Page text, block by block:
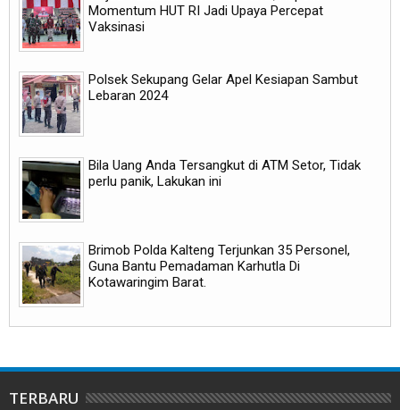
Momentum HUT RI Jadi Upaya Percepat
Vaksinasi
Polsek Sekupang Gelar Apel Kesiapan Sambut
Lebaran 2024
Bila Uang Anda Tersangkut di ATM Setor, Tidak
perlu panik, Lakukan ini
Brimob Polda Kalteng Terjunkan 35 Personel,
Guna Bantu Pemadaman Karhutla Di
Kotawaringim Barat.
TERBARU